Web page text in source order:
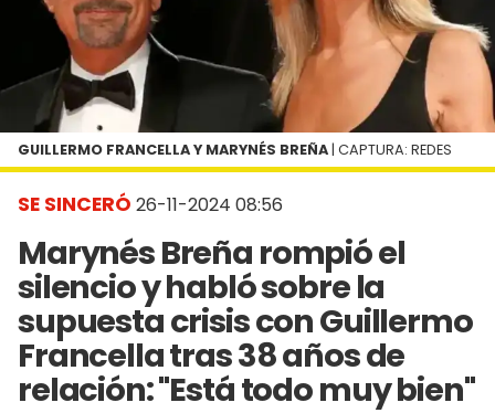
SE SINCERÓ 26-11-2024 08:56
Marynés Breña rompió el
silencio y habló sobre la
supuesta crisis con Guillermo
Francella tras 38 años de
relación: "Está todo muy bien"
GUILLERMO FRANCELLA Y MARYNÉS BREÑA | CAPTURA: REDES